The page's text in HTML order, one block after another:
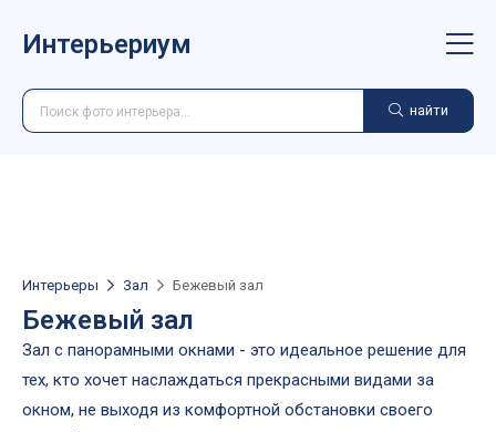
Интерьериум
найти
Интерьеры Зал Бежевый зал
Бежевый зал
Зал с панорамными окнами - это идеальное решение для
тех, кто хочет наслаждаться прекрасными видами за
окном, не выходя из комфортной обстановки своего